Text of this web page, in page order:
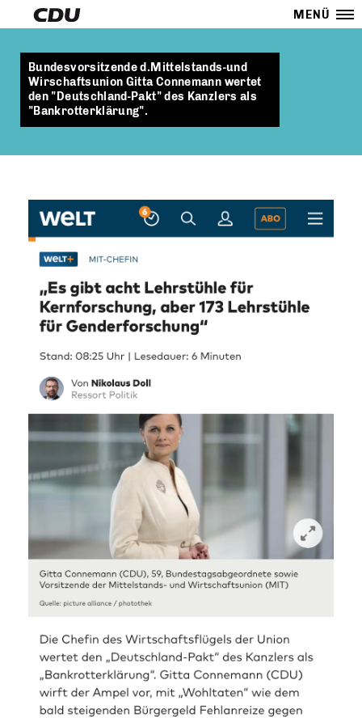
MENÜ
Bundesvorsitzende d.Mittelstands-und
Wirschaftsunion Gitta Connemann wertet
den "Deutschland-Pakt" des Kanzlers als
"Bankrotterklärung".